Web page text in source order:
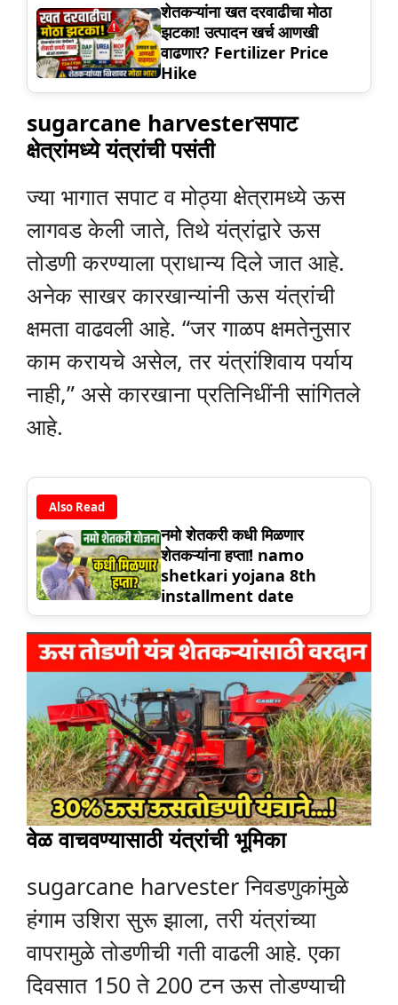
शेतकऱ्यांना खत दरवाढीचा मोठा
झटका! उत्पादन खर्च आणखी
वाढणार? Fertilizer Price
Hike
sugarcane harvesterसपाट
क्षेत्रांमध्ये यंत्रांची पसंती
ज्या भागात सपाट व मोठ्या क्षेत्रामध्ये ऊस
लागवड केली जाते, तिथे यंत्रांद्वारे ऊस
तोडणी करण्याला प्राधान्य दिले जात आहे.
अनेक साखर कारखान्यांनी ऊस यंत्रांची
क्षमता वाढवली आहे. “जर गाळप क्षमतेनुसार
काम करायचे असेल, तर यंत्रांशिवाय पर्याय
नाही,” असे कारखाना प्रतिनिधींनी सांगितले
आहे.
Also Read
नमो शेतकरी कधी मिळणार
शेतकऱ्यांना हप्ता! namo
shetkari yojana 8th
installment date
वेळ वाचवण्यासाठी यंत्रांची भूमिका
sugarcane harvester निवडणुकांमुळे
हंगाम उशिरा सुरू झाला, तरी यंत्रांच्या
वापरामुळे तोडणीची गती वाढली आहे. एका
दिवसात 150 ते 200 टन ऊस तोडण्याची